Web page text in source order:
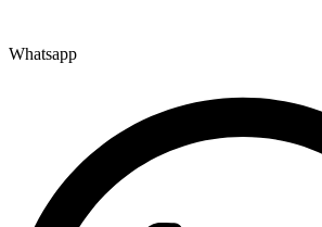
Whatsapp